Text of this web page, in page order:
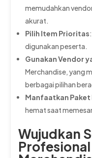
memudahkan
akurat.
Pilih Item Prioritas
digunakan peserta.
Gunakan Vendor
Merchandise, yang
berbagai pilihan
Manfaatkan Paket
hemat saat
Wujudkan